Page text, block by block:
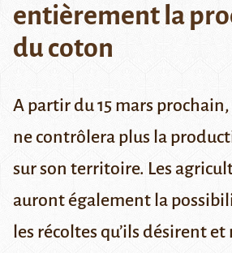
entièrement la
du coton
A partir du 15 mars prochain,
ne contrôlera plus la
sur son territoire. Les
auront également la
les récoltes qu’ils désirent